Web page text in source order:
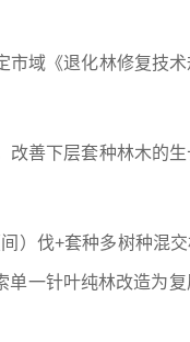
域《退化林修复技术
改善下层套种林木的生
）伐+套种多树种混交
单一针叶纯林改造为